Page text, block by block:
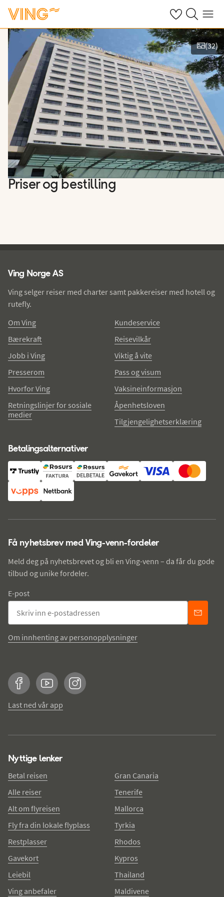
Se dine sparte
Søk påMeny
Vis bilder
(32)
Priser og bestilling
Ving Norge AS
Ving selger reiser med charter samt pakkereiser med hotell og
rutefly.
Om Ving
Bærekraft
Jobb i Ving
Presserom
Hvorfor Ving
Retningslinjer for sosiale
medier
Kundeservice
Reisevilkår
Viktig å vite
Pass og visum
Vaksineinformasjon
Åpenhetsloven
Tilgjengelighetserklæring
Betalingsalternativer
Få nyhetsbrev med Ving-venn-fordeler
Meld deg på nyhetsbrevet og bli en Ving-venn – da får du gode
tilbud og unike fordeler.
E-post
Om innhenting av personopplysninger
FacebookYouTubeInstagram
Last ned vår app
Nyttige lenker
Betal reisen
Alle reiser
Alt om flyreisen
Fly fra din lokale flyplass
Restplasser
Gavekort
Leiebil
Ving anbefaler
Gran Canaria
Tenerife
Mallorca
Tyrkia
Rhodos
Kypros
Thailand
Maldivene